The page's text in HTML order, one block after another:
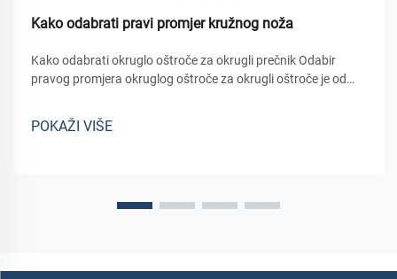
Kako odabrati pravi promjer kružnog noža
Kako odabrati okruglo oštroče za okrugli prečnik Odabir
pravog promjera okruglog oštroče za okrugli oštroče je od
osiguranje učinkovitog rada. Promen okruglog oštrica
direktno utječe na dubinu...
POKAŽI VIŠE